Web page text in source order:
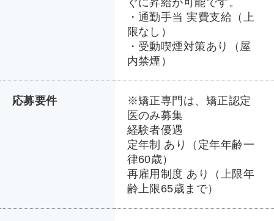
・通勤手当 実費支給（上
限なし）
・受動喫煙対策あり（屋
内禁煙）
応募要件
※矯正専門は、矯正認定
医のみ募集
経験者優遇
定年制 あり（定年年齢一
律60歳）
再雇用制度 あり（上限年
齢上限65歳まで）